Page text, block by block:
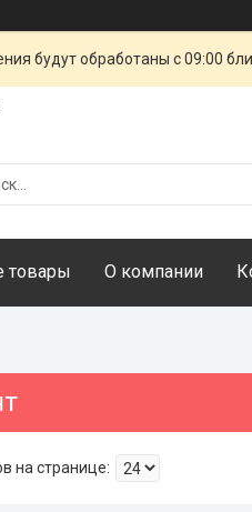
будут обработаны с 09:00
товары О компании